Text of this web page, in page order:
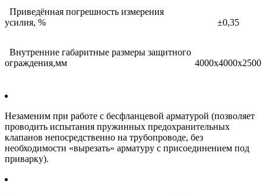
Приведённая погрешность измерения
усилия, %
±0,35
Внутренние габаритные размеры защитного
ограждения,мм
4000х4000х2500
Незаменим при работе с бесфланцевой арматурой (позволяет
проводить испытания пружинных предохранительных
клапанов непосредственно на трубопроводе, без
необходимости «вырезать» арматуру с присоединением под
приварку).